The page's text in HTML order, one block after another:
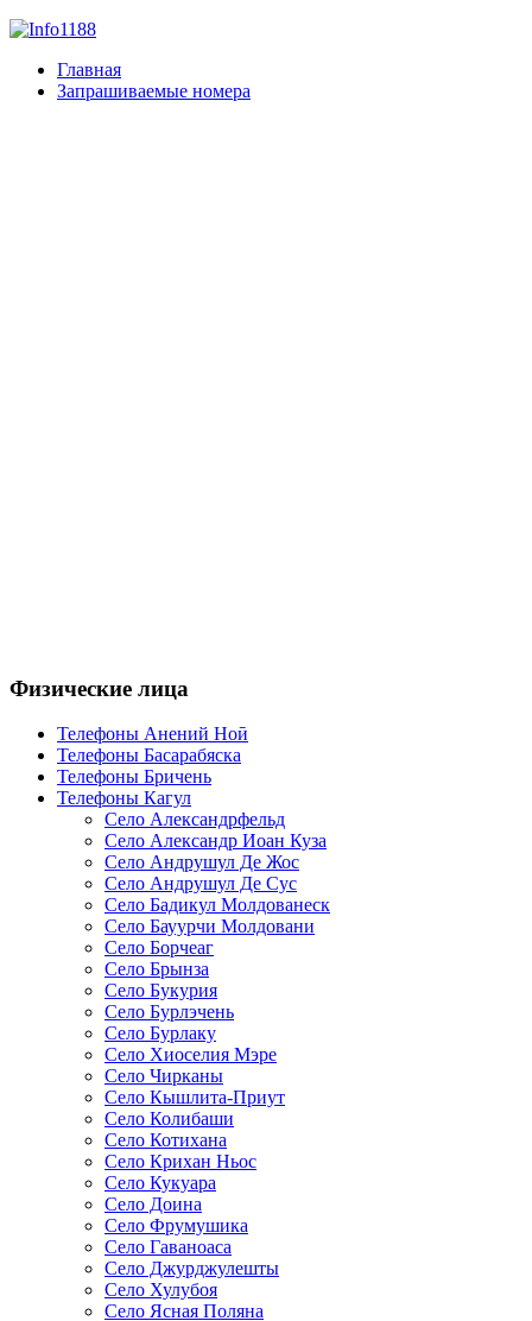
Главная
Запрашиваемые номера
Физические лица
Телефоны Анений Ноӣ
Телефоны Басарабяска
Телефоны Бричень
Телефоны Кагул
Село Александрфельд
Село Александр Иоан Куза
Село Андрушул Де Жос
Село Андрушул Де Сус
Село Бадикул Молдованеск
Село Бауурчи Молдовани
Село Борчеаг
Село Брынза
Село Букурия
Село Бурлэчень
Село Бурлаку
Село Хиоселия Мэре
Село Чирканы
Село Кышлита-Приут
Село Колибаши
Село Котихана
Село Крихан Ньос
Село Кукуара
Село Доина
Село Фрумушика
Село Гаваноаса
Село Джурджулешты
Село Хулубоя
Село Ясная Поляна